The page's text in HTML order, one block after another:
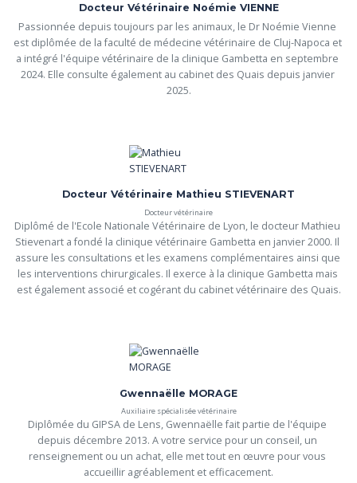
Docteur Vétérinaire Noémie VIENNE
Passionnée depuis toujours par les animaux, le Dr Noémie Vienne
est diplômée de la faculté de médecine vétérinaire de Cluj-Napoca et
a intégré l'équipe vétérinaire de la clinique Gambetta en septembre
2024. Elle consulte également au cabinet des Quais depuis janvier
2025.
Docteur Vétérinaire Mathieu STIEVENART
Docteur vétérinaire
Diplômé de l'Ecole Nationale Vétérinaire de Lyon, le docteur Mathieu
Stievenart a fondé la clinique vétérinaire Gambetta en janvier 2000. Il
assure les consultations et les examens complémentaires ainsi que
les interventions chirurgicales. Il exerce à la clinique Gambetta mais
est également associé et cogérant du cabinet vétérinaire des Quais.
Gwennaëlle MORAGE
Auxiliaire spécialisée vétérinaire
Diplômée du GIPSA de Lens, Gwennaëlle fait partie de l'équipe
depuis décembre 2013. A votre service pour un conseil, un
renseignement ou un achat, elle met tout en œuvre pour vous
accueillir agréablement et efficacement.